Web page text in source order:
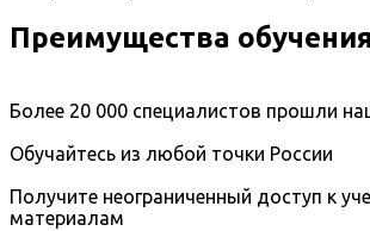
Преимущества
Более 20 000 специалистов прошли
Обучайтесь из любой точки России
Получите неограниченный доступ к
материалам